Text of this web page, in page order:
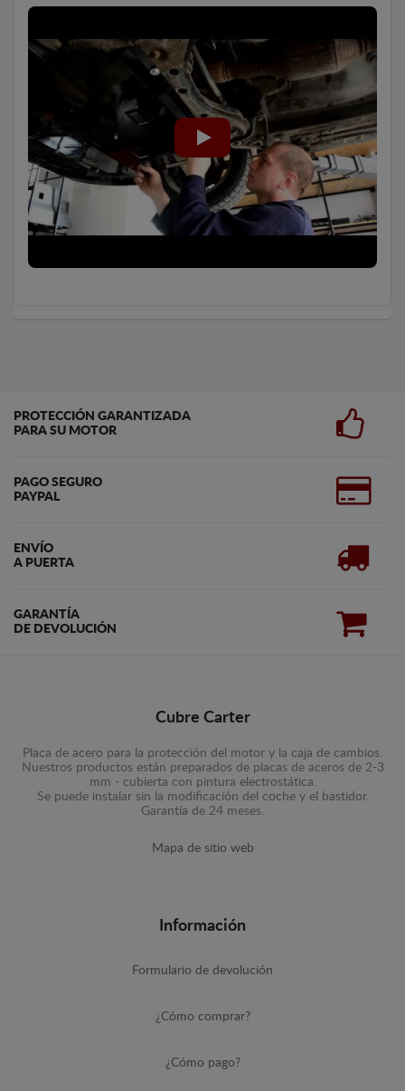
PROTECCIÓN GARANTIZADA
PARA SU MOTOR
PAGO SEGURO
PAYPAL
ENVÍO
A PUERTA
GARANTÍA
DE DEVOLUCIÓN
Cubre Carter
Placa de acero para la protección del motor y la caja de cambios.
Nuestros productos están preparados de placas de aceros de 2-3
mm - cubierta con pintura electrostática.
Se puede instalar sin la modificación del coche y el bastidor.
Garantía de 24 meses.
Mapa de sitio web
Información
Formulario de devolución
¿Cómo comprar?
¿Cómo pago?